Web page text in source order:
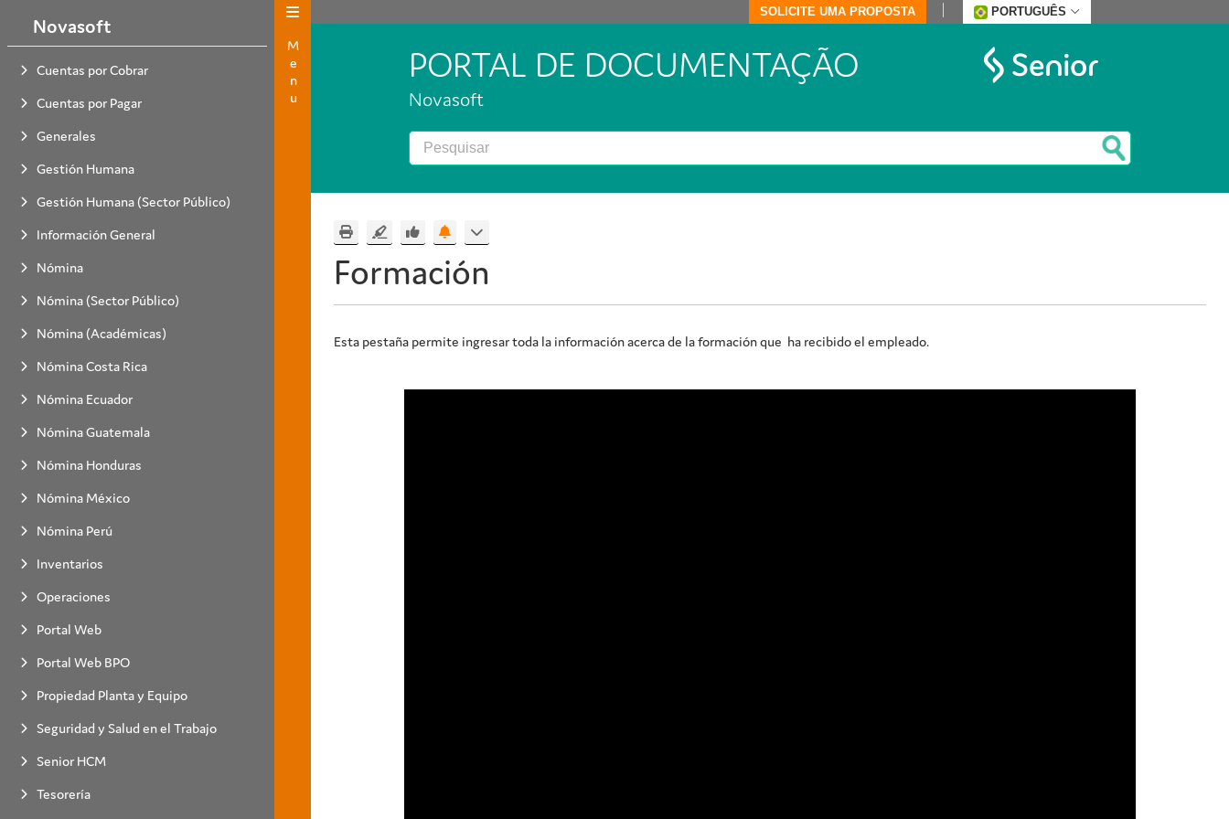
Novasoft
Cuentas por Cobrar
Cuentas por Pagar
Generales
Gestión Humana
Gestión Humana (Sector Público)
Información General
Nómina
Nómina (Sector Público)
Nómina (Académicas)
Nómina Costa Rica
Nómina Ecuador
Nómina Guatemala
Nómina Honduras
Nómina México
Nómina Perú
Inventarios
Operaciones
Portal Web
Portal Web BPO
Propiedad Planta y Equipo
Seguridad y Salud en el Trabajo
Senior HCM
Tesorería
Menu
SOLICITE UMA PROPOSTA PORTUGUÊS
PORTAL DE DOCUMENTAÇÃO
Novasoft
Formación
Esta pestaña permite ingresar toda la información acerca de la formación que ha recibido el empleado.